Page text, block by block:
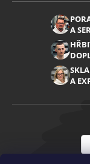
Obchodní podmínky
Reklamace
Zpracování
A
A